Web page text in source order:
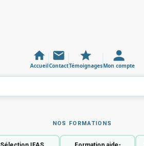
AccueilContactTémoignagesMon compte
NOS FORMATIONS